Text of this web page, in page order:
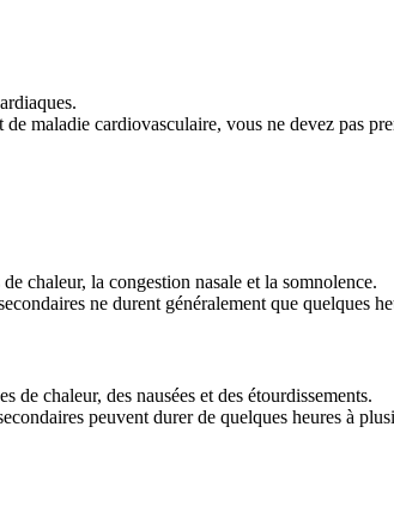
maladie cardiovasculaire, vous ne devez pas
chaleur, la congestion nasale et la somnolence.
ne durent généralement que quelques
de chaleur, des nausées et des étourdissements.
peuvent durer de quelques heures à